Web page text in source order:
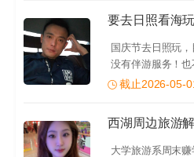
要去日照看海
国庆节去日照玩
没有伴游服务！也
截止2026-05-
西湖周边旅游
大学旅游系周末